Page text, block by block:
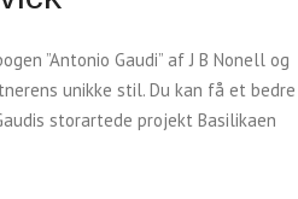
”Antonio Gaudi” af J B Nonell og
unikke stil. Du kan få et bedre
storartede projekt Basilikaen